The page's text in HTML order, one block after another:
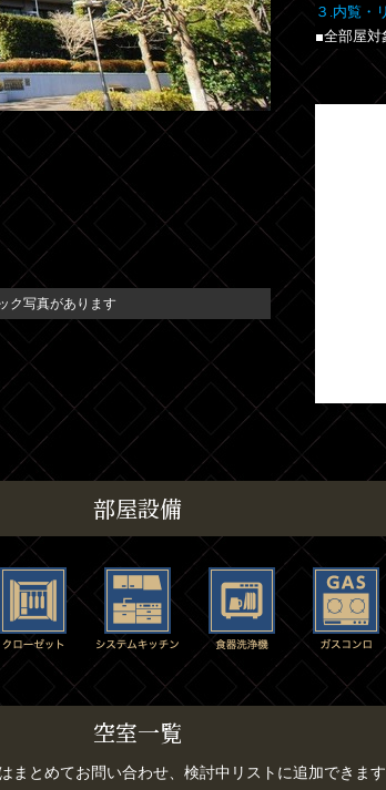
ク写真があります
３.内覧・
■全部屋対
部屋設備
空室一覧
まとめてお問い合わせ、検討中リストに追加できま